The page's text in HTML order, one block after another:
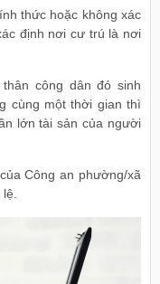
thức hoặc không xác
định nơi cư trú là nơi
công dân đó sinh
cùng một thời gian thì
lớn tài sản của người
Công an phường/xã